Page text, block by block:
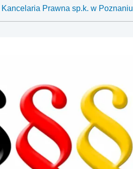
Prawna sp.k. w Poznaniu